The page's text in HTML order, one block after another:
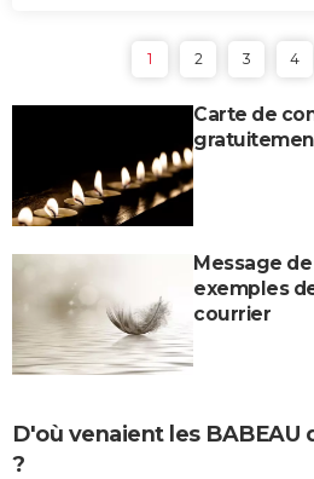
1 2 3 4
Carte de
Message
exemples
courrier
D'où venaient les
?